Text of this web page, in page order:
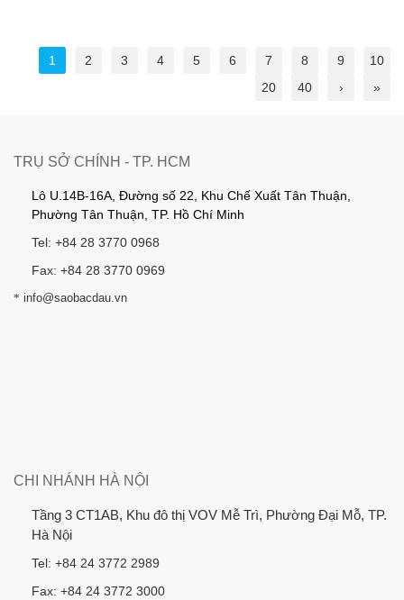
1 2 3 4 5 6 7 8 9
10
20
40 › »
TRỤ SỞ CHÍNH - TP. HCM
Lô U.14B-16A, Đường số 22, Khu Chế Xuất Tân Thuận,
Phường Tân Thuận, TP. Hồ Chí Minh
Tel: +84 28 3770 0968
Fax: +84 28 3770 0969
* info@saobacdau.vn
CHI NHÁNH HÀ NỘI
Tầng 3 CT1AB, Khu đô thị VOV Mễ Trì, Phường Đại Mỗ, TP.
Hà Nội
Tel: +84 24 3772 2989
Fax: +84 24 3772 3000